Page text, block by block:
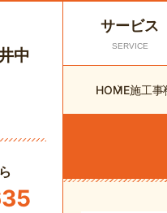
中
サービス
SERVICE
HOME施工事